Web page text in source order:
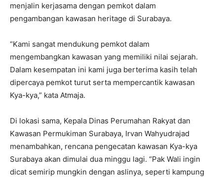
menjalin kerjasama dengan pemkot dalam
pengambangan kawasan heritage di Surabaya.
“Kami sangat mendukung pemkot dalam
mengembangkan kawasan yang memiliki nilai sejarah.
Dalam kesempatan ini kami juga berterima kasih telah
dipercaya pemkot turut serta mempercantik kawasan
Kya-kya,” kata Atmaja.
Di lokasi sama, Kepala Dinas Perumahan Rakyat dan
Kawasan Permukiman Surabaya, Irvan Wahyudrajad
menambahkan, rencana pengecatan kawasan Kya-kya
Surabaya akan dimulai dua minggu lagi. “Pak Wali ingin
dicat semirip mungkin dengan aslinya, seperti kampung